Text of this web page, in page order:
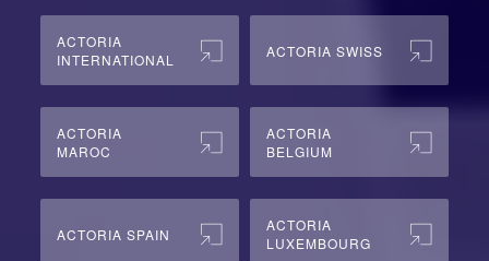
ACTORIA
INTERNATIONAL
ACTORIA SWISS
ACTORIA
MAROC
ACTORIA
BELGIUM
ACTORIA SPAIN
ACTORIA
LUXEMBOURG